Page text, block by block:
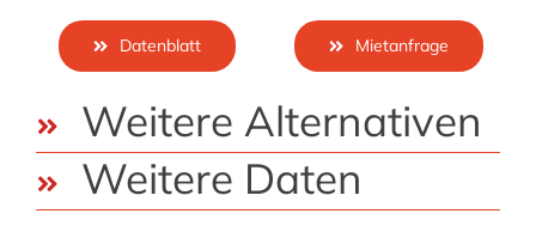
Datenblatt Mietanfrage
Weitere Alternativen
Weitere Daten